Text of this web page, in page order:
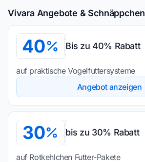
Vivara Angebote & Schnäppchen
40 Bis zu 40% Rabatt
auf praktische Vogelfuttersysteme
Angebot anzeigen
30 bis zu 30% Rabatt
auf Rotkehlchen Futter-Pakete